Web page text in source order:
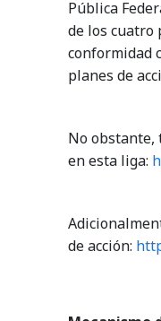
Pública
de los cuatro
conformidad
planes de
No obstante,
en esta liga: ​
de acción: